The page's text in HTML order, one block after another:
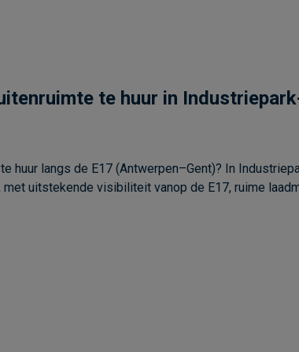
te huur in
huur langs de E17 (Antwerpen–Gent)? In
uitstekende visibiliteit vanop de E17, ruime